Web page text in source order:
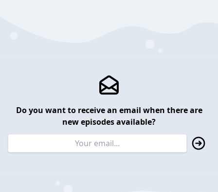
Do you want to receive an email when there are
new episodes available?